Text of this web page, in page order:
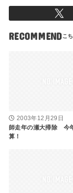
RECOMMEND
2003年12月29日
師走年の瀬大掃除 今
算！